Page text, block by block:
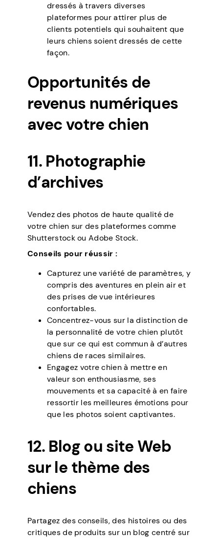
dressés à travers diverses
plateformes pour attirer plus de
clients potentiels qui souhaitent que
leurs chiens soient dressés de cette
façon.
Opportunités de
revenus numériques
avec votre chien
11. Photographie
d’archives
Vendez des photos de haute qualité de
votre chien sur des plateformes comme
Shutterstock ou Adobe Stock.
Conseils pour réussir :
Capturez une variété de paramètres, y
compris des aventures en plein air et
des prises de vue intérieures
confortables.
Concentrez-vous sur la distinction de
la personnalité de votre chien plutôt
que sur ce qui est commun à d’autres
chiens de races similaires.
Engagez votre chien à mettre en
valeur son enthousiasme, ses
mouvements et sa capacité à en faire
ressortir les meilleures émotions pour
que les photos soient captivantes.
12. Blog ou site Web
sur le thème des
chiens
Partagez des conseils, des histoires ou des
critiques de produits sur un blog centré sur